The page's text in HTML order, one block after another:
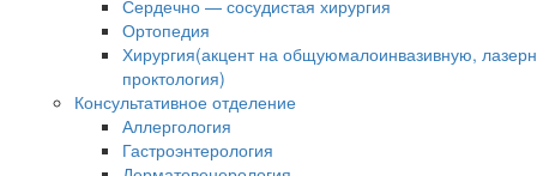
Сердечно — сосудистая хирургия
Ортопедия
Хирургия(акцент на общуюмалоинвазивную,
проктология)
Консультативное отделение
Аллергология
Гастроэнтерология